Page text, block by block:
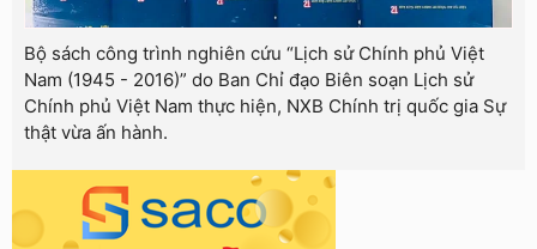
Bộ sách công trình nghiên cứu “Lịch sử Chính phủ Việt
Nam (1945 - 2016)” do Ban Chỉ đạo Biên soạn Lịch sử
Chính phủ Việt Nam thực hiện, NXB Chính trị quốc gia Sự
thật vừa ấn hành.